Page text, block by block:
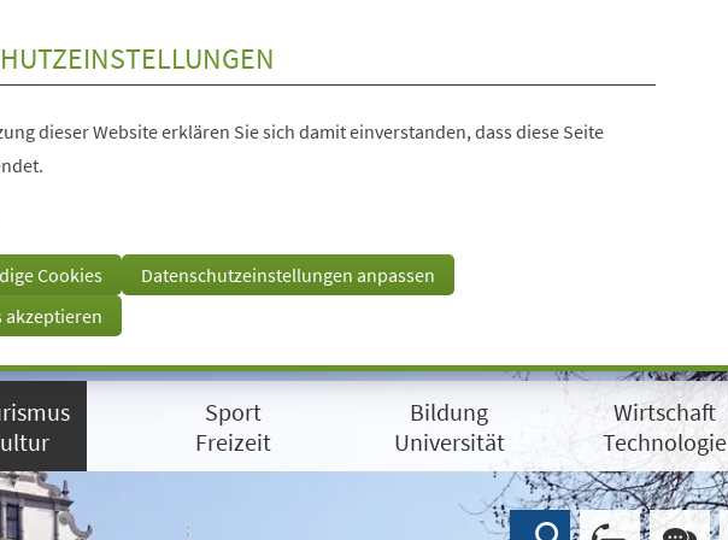
dieser Website erklären Sie sich damit einverstanden, dass diese Seite
Cookies
Datenschutzeinstellungen anpassen
akzeptieren
Sport
Freizeit
Bildung
Universität
Wirtschaft
Technologie